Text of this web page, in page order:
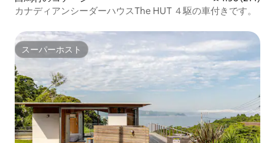
カナディアンシーダーハウスThe HUT ４駆の車付きです。
スーパーホスト
スーパーホスト